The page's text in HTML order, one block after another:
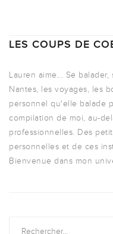
LES COUPS DE
Lauren aime... Se
Nantes, les voyages, les
personnel qu'elle balade
compilation de moi, au-
professionnelles. Des
personnelles et de ces
Bienvenue dans mon